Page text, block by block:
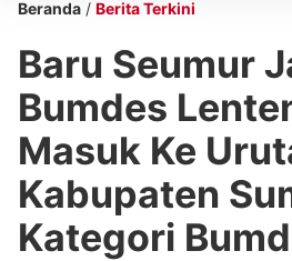
Beranda / Berita Terkini
Baru Seumur
Bumdes
Masuk Ke
Kabupaten
Kategori